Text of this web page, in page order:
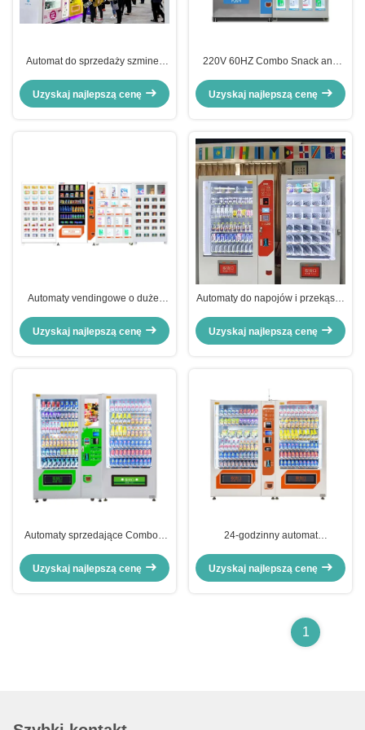
Automat do sprzedaży szminek
Certyfikat CE
Uzyskaj najlepszą cenę
220V 60HZ Combo Snack and
Power OEM
Uzyskaj najlepszą cenę
Automaty vendingowe o dużej
Uzyskaj najlepszą cenę
Automaty do napojów i przekąsek
Uzyskaj najlepszą cenę
Automaty sprzedające Combo z
dotykowym 22-calowy ekran
dotykowy
Uzyskaj najlepszą cenę
24-godzinny automat
przekąsek Certyfikat CE
Uzyskaj najlepszą cenę
1